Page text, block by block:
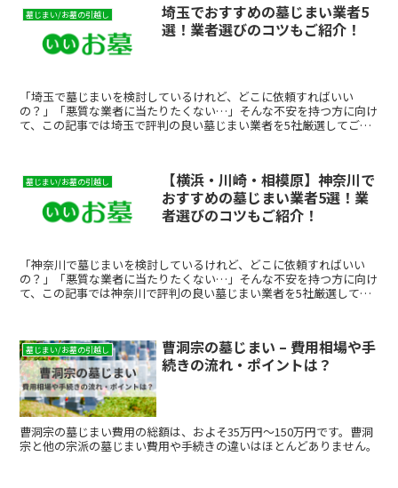
墓じまい/お墓の引越し
埼玉でおすすめの墓じまい業者5
選！業者選びのコツもご紹介！
「埼玉で墓じまいを検討しているけれど、どこに依頼すればいい
の？」「悪質な業者に当たりたくない…」そんな不安を持つ方に向け
て、この記事では埼玉で評判の良い墓じまい業者を5社厳選してご紹
墓じまい/お墓の引越し
【横浜・川崎・相模原】神奈川で
おすすめの墓じまい業者5選！業
者選びのコツもご紹介！
「神奈川で墓じまいを検討しているけれど、どこに依頼すればいい
の？」「悪質な業者に当たりたくない…」そんな不安を持つ方に向け
て、この記事では神奈川で評判の良い墓じまい業者を5社厳選してご
墓じまい/お墓の引越し
曹洞宗の墓じまい – 費用相場や手
続きの流れ・ポイントは？
曹洞宗の墓じまい費用の総額は、およそ35万円～150万円です。曹洞
宗と他の宗派の墓じまい費用や手続きの違いはほとんどありません。